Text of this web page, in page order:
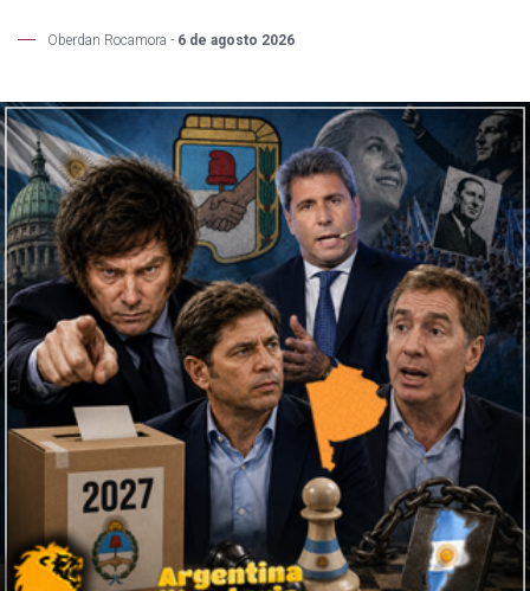
Oberdan Rocamora - 6 de agosto 2026